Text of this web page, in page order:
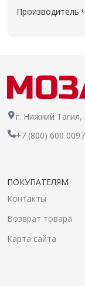
Производитель
г. Нижний Тагил,
+7 (800) 600 0097
ПОКУПАТЕЛЯМ
Контакты
Возврат товара
Карта сайта